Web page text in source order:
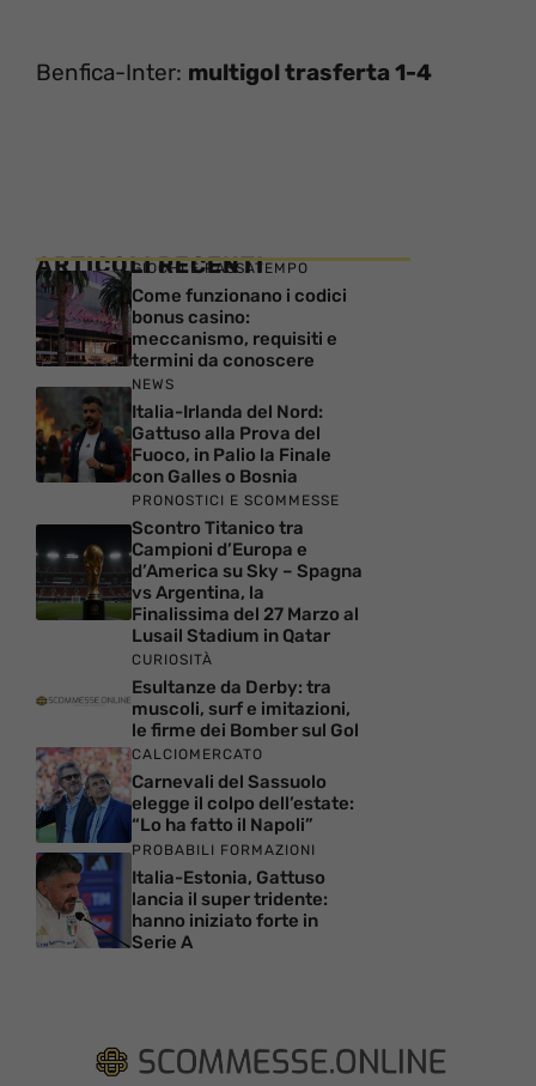
Benfica-Inter: multigol trasferta 1-4
ARTICOLI RECENTI
GIOCHI E PASSATEMPO
Come funzionano i codici
bonus casino:
meccanismo, requisiti e
termini da conoscere
NEWS
Italia-Irlanda del Nord:
Gattuso alla Prova del
Fuoco, in Palio la Finale
con Galles o Bosnia
PRONOSTICI E SCOMMESSE
Scontro Titanico tra
Campioni d’Europa e
d’America su Sky – Spagna
vs Argentina, la
Finalissima del 27 Marzo al
Lusail Stadium in Qatar
CURIOSITÀ
Esultanze da Derby: tra
muscoli, surf e imitazioni,
le firme dei Bomber sul Gol
CALCIOMERCATO
Carnevali del Sassuolo
elegge il colpo dell’estate:
“Lo ha fatto il Napoli”
PROBABILI FORMAZIONI
Italia-Estonia, Gattuso
lancia il super tridente:
hanno iniziato forte in
Serie A